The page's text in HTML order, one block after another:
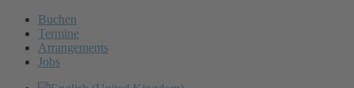
Buchen
Termine
Arrangements
Jobs